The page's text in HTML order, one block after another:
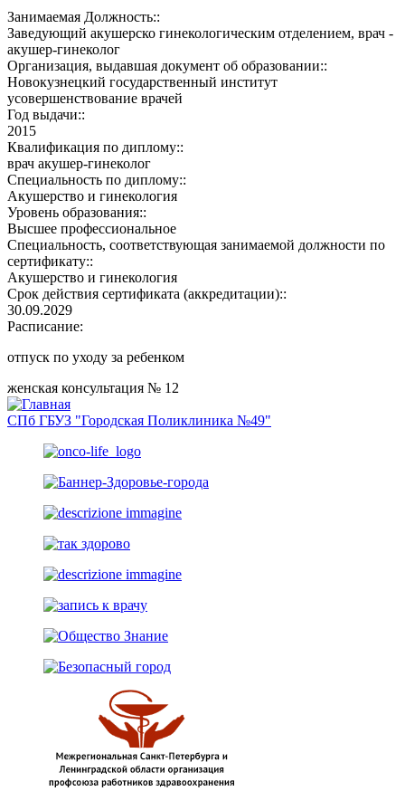
Занимаемая Должность::
Заведующий акушерско гинекологическим отделением, врач -
акушер-гинеколог
Организация, выдавшая документ об образовании::
Новокузнецкий государственный институт
усовершенствование врачей
Год выдачи::
2015
Квалификация по диплому::
врач акушер-гинеколог
Специальность по диплому::
Акушерство и гинекология
Уровень образования::
Высшее профессиональное
Специальность, соответствующая занимаемой должности по
сертификату::
Акушерство и гинекология
Срок действия сертификата (аккредитации)::
30.09.2029
Расписание:
отпуск по уходу за ребенком
женская консультация № 12
СПб ГБУЗ "Городская Поликлиника №49"